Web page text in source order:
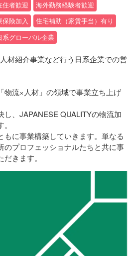
住者歓迎
海外勤務経験者歓迎
保険加入
住宅補助（家賃手当）有り
系グローバル企業
材紹介事業など行う日系企業での営
物流×人材」の領域で事業立ち上げ
し、JAPANESE QUALITYの物流加
もに事業構築していきます。単なる
のプロフェッショナルたちと共に事
きます。